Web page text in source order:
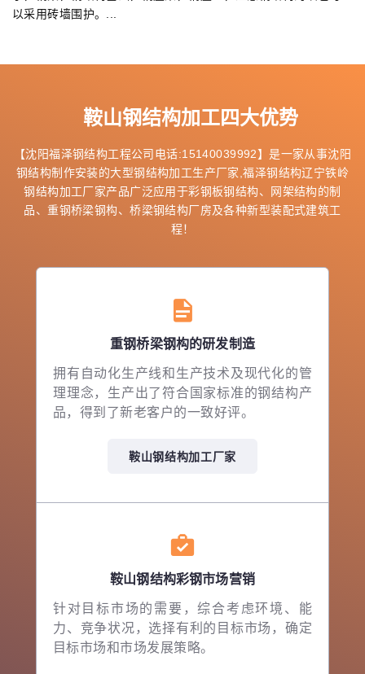
以采用砖墙围护。...
鞍山钢结构加工四大优势
【沈阳福泽钢结构工程公司电话:15140039992】是一家从事沈阳
钢结构制作安装的大型钢结构加工生产厂家,福泽钢结构辽宁铁岭
钢结构加工厂家产品广泛应用于彩钢板钢结构、网架结构的制
品、重钢桥梁钢构、桥梁钢结构厂房及各种新型装配式建筑工
程！
重钢桥梁钢构的研发制造
拥有自动化生产线和生产技术及现代化的管
理理念，生产出了符合国家标准的钢结构产
品，得到了新老客户的一致好评。
鞍山钢结构加工厂家
鞍山钢结构彩钢市场营销
针对目标市场的需要，综合考虑环境、能
力、竞争状况，选择有利的目标市场，确定
目标市场和市场发展策略。